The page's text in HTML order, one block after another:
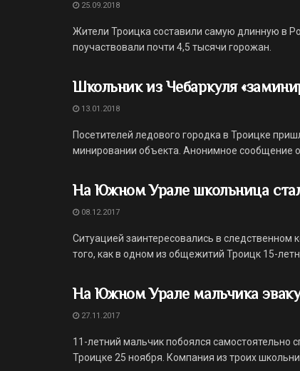
25.09.2018
Жители Троицка составили самую длинную в
поучаствовали почти 4,5 тысячи горожан.
Школьник из Чебаркуля
13.01.2018
Посетителей ледового городка в Троицке
минировании объекта. Анонимное сообщение о
На Южном Урале школьница
08.12.2017
Ситуацией заинтересовались в следственном
того, как в одном из общежитий Троицк 15-
На Южном Урале мальчика
27.11.2017
11-летний мальчик побоялся самостоятельно
Троицке 25 ноября. Компания из троих